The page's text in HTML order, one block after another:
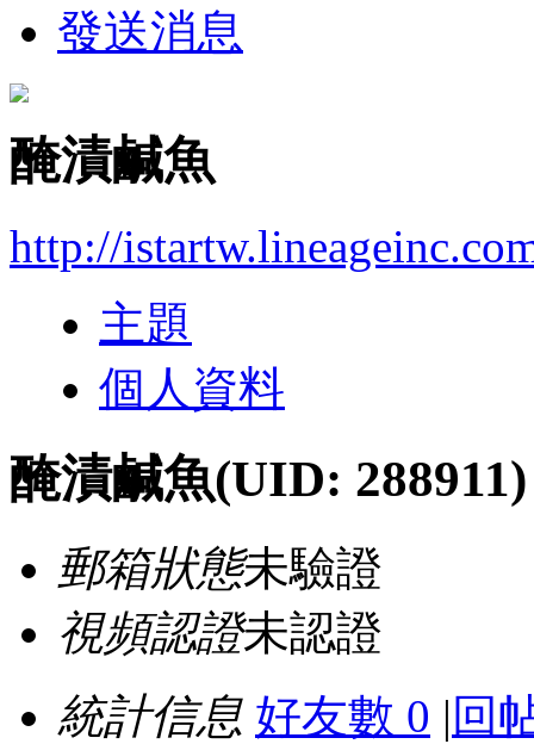
發送消息
醃漬鹹魚
http://
主題
個人資料
醃漬鹹魚(UID: 288911)
郵箱狀態未驗證
視頻認證未認證
統計信息 好友數 0 | 回